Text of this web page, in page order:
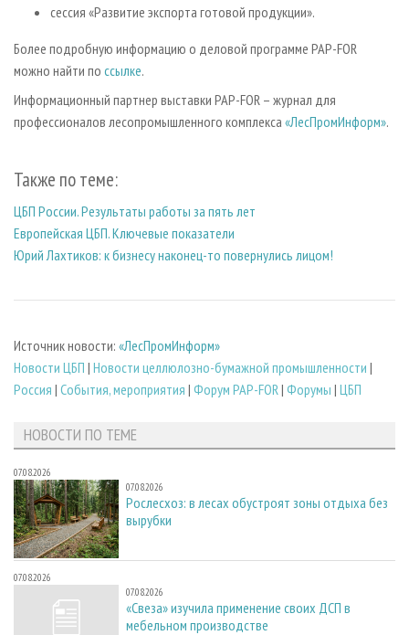
сессия «Развитие экспорта готовой продукции».
Более подробную информацию о деловой программе PAP-FOR
можно найти по ссылке.
Информационный партнер выставки PAP-FOR – журнал для
профессионалов лесопромышленного комплекса «ЛесПромИнформ».
Также по теме:
ЦБП России. Результаты работы за пять лет
Европейская ЦБП. Ключевые показатели
Юрий Лахтиков: к бизнесу наконец-то повернулись лицом!
Источник новости: «ЛесПромИнформ»
Новости ЦБП | Новости целлюлозно-бумажной промышленности |
Россия | События, мероприятия | Форум PAP-FOR | Форумы | ЦБП
НОВОСТИ ПО ТЕМЕ
07.08.2026
07.08.2026
Рослесхоз: в лесах обустроят зоны отдыха без
вырубки
07.08.2026
07.08.2026
«Свеза» изучила применение своих ДСП в
мебельном производстве